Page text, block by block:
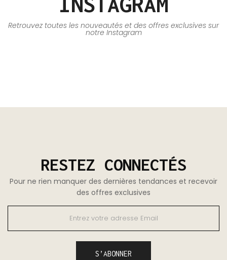
Retrouvez toutes les nouveautés et des offres exclusives sur
notre Instagram
RESTEZ CONNECTÉS
Pour ne rien manquer des dernières tendances et recevoir
des offres exclusives